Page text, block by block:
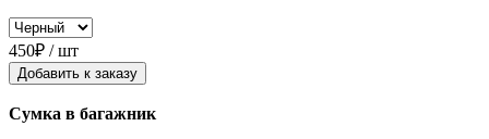
450₽ / шт
Добавить к заказу
Сумка в багажник